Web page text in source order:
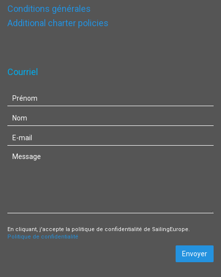
Conditions générales
Additional charter policies
Courriel
En cliquant, j'accepte la politique de confidentialité de SailingEurope.
Politique de confidentialité
Envoyer